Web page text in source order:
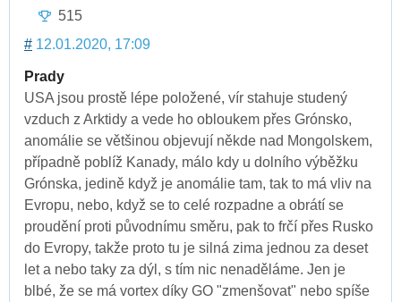
515
# 12.01.2020, 17:09
Prady
USA jsou prostě lépe položené, vír stahuje studený
vzduch z Arktidy a vede ho obloukem přes Grónsko,
anomálie se většinou objevují někde nad Mongolskem,
případně poblíž Kanady, málo kdy u dolního výběžku
Grónska, jedině když je anomálie tam, tak to má vliv na
Evropu, nebo, když se to celé rozpadne a obrátí se
proudění proti původnímu směru, pak to frčí přes Rusko
do Evropy, takže proto tu je silná zima jednou za deset
let a nebo taky za dýl, s tím nic nenaděláme. Jen je
blbé, že se má vortex díky GO "zmenšovat" nebo spíše